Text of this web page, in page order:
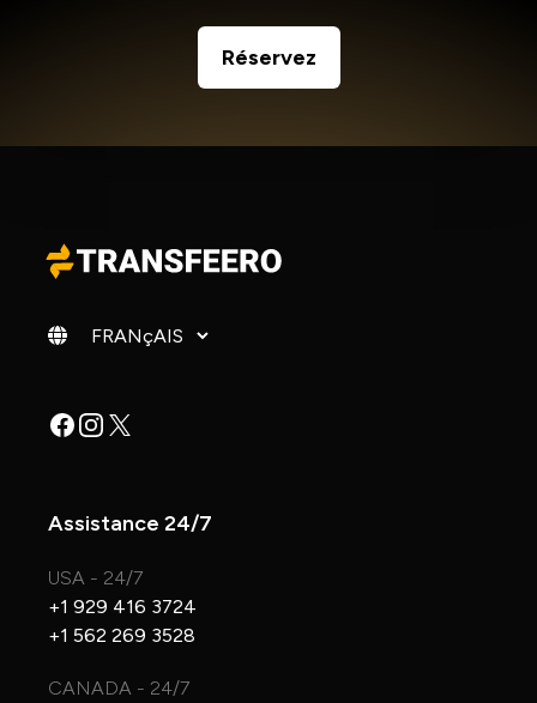
Réservez
Changer de langue
Facebook
Instagram
X
Assistance 24/7
USA - 24/7
+1 929 416 3724
+1 562 269 3528
CANADA - 24/7